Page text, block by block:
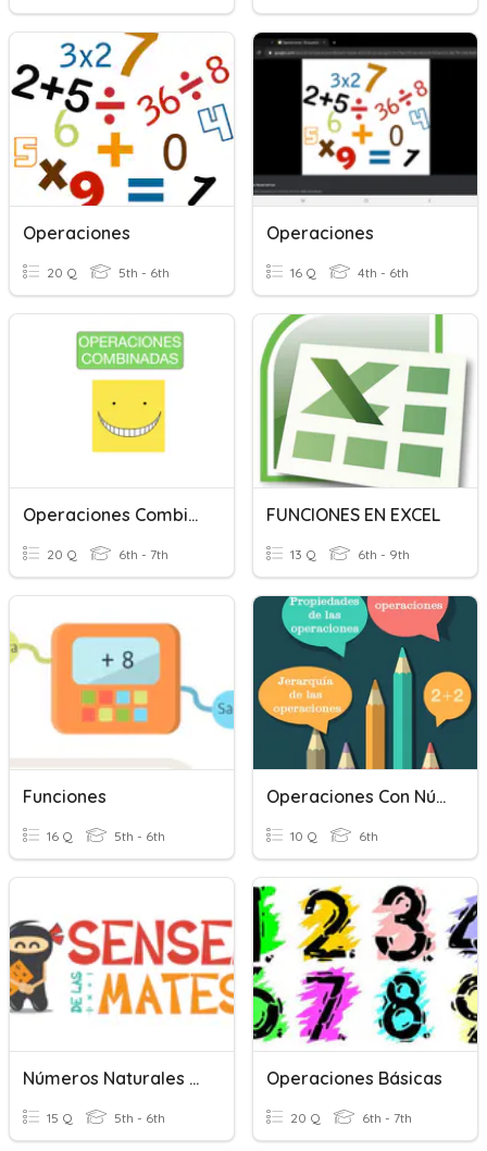
Operaciones
20 Q 5th - 6th
Operaciones
16 Q 4th - 6th
Operaciones Combinadas Números Naturales
20 Q 6th - 7th
FUNCIONES EN EXCEL
13 Q 6th - 9th
Funciones
16 Q 5th - 6th
Operaciones Con Números Naturales
10 Q 6th
Números Naturales Y Operaciones
15 Q 5th - 6th
Operaciones Básicas
20 Q 6th - 7th